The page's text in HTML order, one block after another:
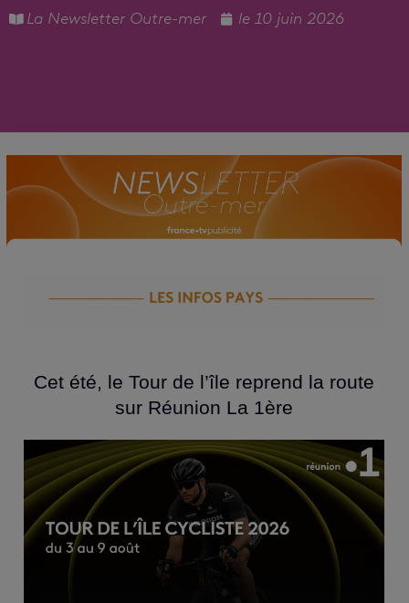
La Newsletter Outre-mer le 10 juin 2026
Cet été, le Tour de l’île reprend la route
sur Réunion La 1ère